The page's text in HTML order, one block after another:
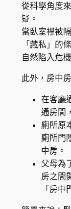
從科學角度
疑。
當臥室裡被
「藏私」的
自然陷入危
此外，房中
在客廳
通房間
廁所原
廁所門
中房。
父母為
房之間
「房中